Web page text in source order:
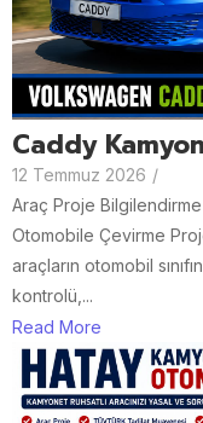
Caddy
12 Temmuz 2026 /
Araç Proje
Otomobile Çevirme
araçların otomobil
kontrolü,...
Read More